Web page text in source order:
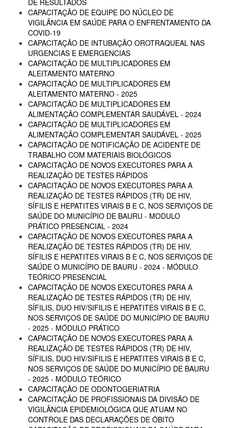
DE RESULTADOS
CAPACITAÇÃO DE EQUIPE DO NÚCLEO DE
VIGILÂNCIA EM SAÚDE PARA O ENFRENTAMENTO DA
COVID-19
CAPACITAÇÃO DE INTUBAÇÃO OROTRAQUEAL NAS
URGENCIAS E EMERGENCIAS
CAPACITAÇÃO DE MULTIPLICADORES EM
ALEITAMENTO MATERNO
CAPACITAÇÃO DE MULTIPLICADORES EM
ALEITAMENTO MATERNO - 2025
CAPACITAÇÃO DE MULTIPLICADORES EM
ALIMENTAÇÃO COMPLEMENTAR SAUDÁVEL - 2024
CAPACITAÇÃO DE MULTIPLICADORES EM
ALIMENTAÇÃO COMPLEMENTAR SAUDÁVEL - 2025
CAPACITAÇÃO DE NOTIFICAÇÃO DE ACIDENTE DE
TRABALHO COM MATERIAIS BIOLÓGICOS
CAPACITAÇÃO DE NOVOS EXECUTORES PARA A
REALIZAÇÃO DE TESTES RÁPIDOS
CAPACITAÇÃO DE NOVOS EXECUTORES PARA A
REALIZAÇÃO DE TESTES RÁPIDOS (TR) DE HIV,
SÍFILIS E HEPATITES VIRAIS B E C, NOS SERVIÇOS DE
SAÚDE DO MUNICÍPIO DE BAURU - MODULO
PRÁTICO PRESENCIAL - 2024
CAPACITAÇÃO DE NOVOS EXECUTORES PARA A
REALIZAÇÃO DE TESTES RÁPIDOS (TR) DE HIV,
SÍFILIS E HEPATITES VIRAIS B E C, NOS SERVIÇOS DE
SAÚDE O MUNICÍPIO DE BAURU - 2024 - MÓDULO
TEÓRICO PRESENCIAL
CAPACITAÇÃO DE NOVOS EXECUTORES PARA A
REALIZAÇÃO DE TESTES RÁPIDOS (TR) DE HIV,
SÍFILIS, DUO HIV/SIFILIS E HEPATITES VIRAIS B E C,
NOS SERVIÇOS DE SAÚDE DO MUNICÍPIO DE BAURU
- 2025 - MÓDULO PRÁTICO
CAPACITAÇÃO DE NOVOS EXECUTORES PARA A
REALIZAÇÃO DE TESTES RÁPIDOS (TR) DE HIV,
SÍFILIS, DUO HIV/SIFILIS E HEPATITES VIRAIS B E C,
NOS SERVIÇOS DE SAÚDE DO MUNICÍPIO DE BAURU
- 2025 - MÓDULO TEÓRICO
CAPACITAÇÃO DE ODONTOGERIATRIA
CAPACITAÇÃO DE PROFISSIONAIS DA DIVISÃO DE
VIGILÂNCIA EPIDEMIOLÓGICA QUE ATUAM NO
CONTROLE DAS DECLARAÇÕES DE ÓBITO